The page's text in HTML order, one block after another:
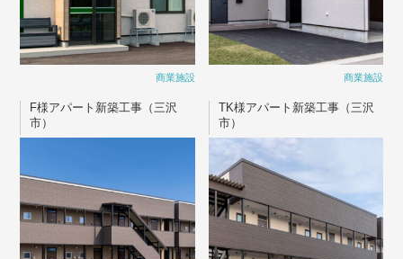
商業施設 商業施設
F様アパート新築工事（三沢
市）
TK様アパート新築工事（三沢
市）